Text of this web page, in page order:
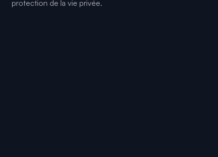
protection de la vie privée.